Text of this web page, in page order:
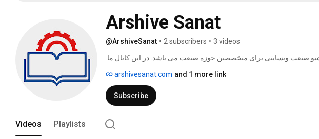
Arshive Sanat
@ArshiveSanat • 2 subscribers • 3 videos
arshivesanat.com and 1 more link
Subscribe
Videos Playlists